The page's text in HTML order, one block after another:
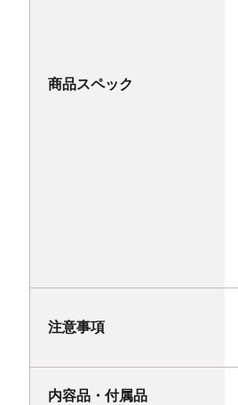
商品スペック
注意事項
内容品・付属品